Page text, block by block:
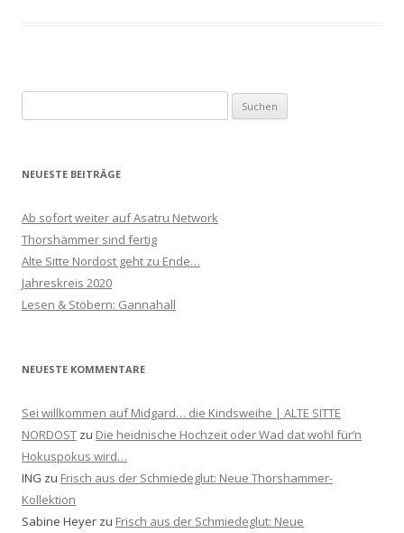
nach:
NEUESTE BEITRÄGE
Ab sofort weiter auf Asatru Network
Thorshämmer sind fertig
Alte Sitte Nordost geht zu Ende…
Jahreskreis 2020
Lesen & Stöbern: Gannahall
NEUESTE KOMMENTARE
Sei willkommen auf Midgard… die Kindsweihe | ALTE SITTE
NORDOST zu Die heidnische Hochzeit oder Wad dat wohl für’n
Hokuspokus wird…
ING zu Frisch aus der Schmiedeglut: Neue Thorshammer-
Kollektion
Sabine Heyer zu Frisch aus der Schmiedeglut: Neue